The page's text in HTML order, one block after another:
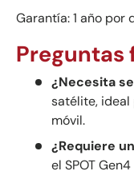
Garantía: 1 año
Preguntas
¿Necesita
satélite, ideal
móvil.
¿Requiere
el SPOT